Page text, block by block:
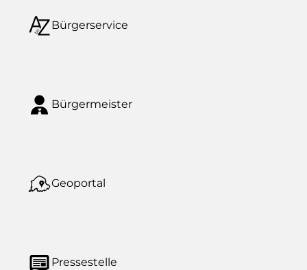
Bürgerservice
Bürgermeister
Geoportal
Pressestelle